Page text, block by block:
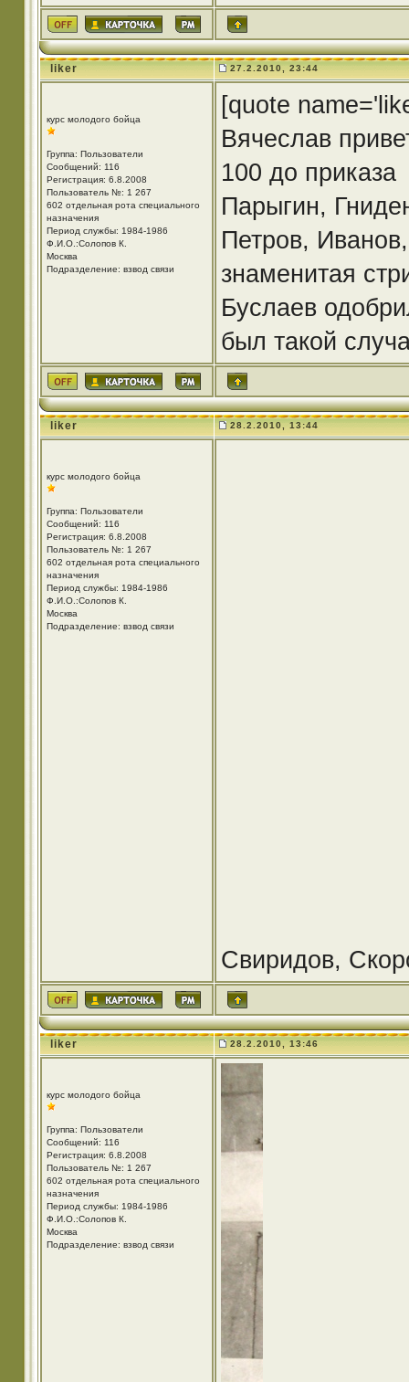
liker 27.2.2010, 23:44
курс молодого бойца
Группа: Пользователи
Сообщений: 116
Регистрация: 6.8.2008
Пользователь №: 1 267
602 отдельная рота специального
назначения
Период службы: 1984-1986
Ф.И.О.:Солопов К.
Москва
Подразделение: взвод связи
[quote
Вячеслав
100 до приказа
Парыгин,
Петров,
знаменитая
Буслаев
был такой
liker 28.2.2010, 13:44
курс молодого бойца
Группа: Пользователи
Сообщений: 116
Регистрация: 6.8.2008
Пользователь №: 1 267
602 отдельная рота специального
назначения
Период службы: 1984-1986
Ф.И.О.:Солопов К.
Москва
Подразделение: взвод связи
Свиридов,
liker 28.2.2010, 13:46
курс молодого бойца
Группа: Пользователи
Сообщений: 116
Регистрация: 6.8.2008
Пользователь №: 1 267
602 отдельная рота специального
назначения
Период службы: 1984-1986
Ф.И.О.:Солопов К.
Москва
Подразделение: взвод связи